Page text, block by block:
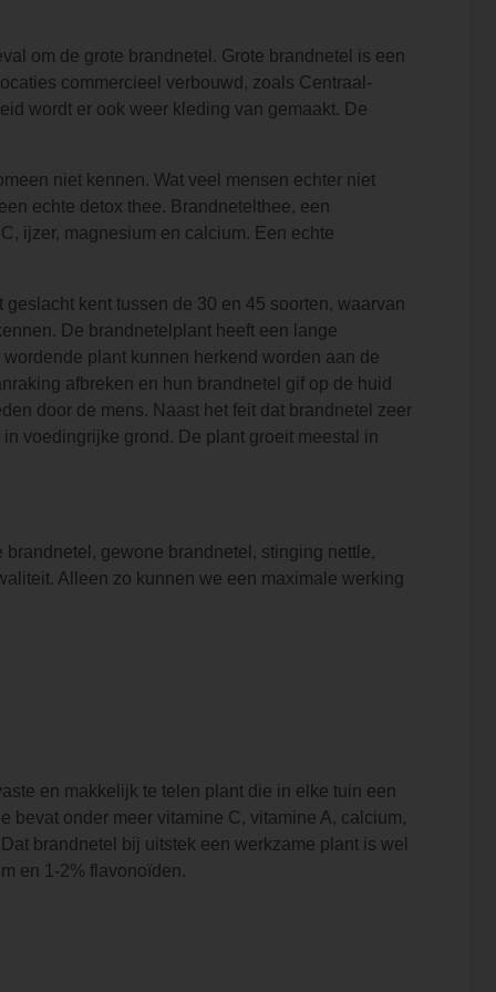
om de grote brandnetel. Grote brandnetel is een
commercieel verbouwd, zoals Centraal-
wordt er ook weer kleding van gemaakt. De
niet kennen. Wat veel mensen echter niet
echte detox thee. Brandnetelthee, een
ijzer, magnesium en calcium. Een echte
kent tussen de 30 en 45 soorten, waarvan
De brandnetelplant heeft een lange
plant kunnen herkend worden aan de
afbreken en hun brandnetel gif op de huid
door de mens. Naast het feit dat brandnetel zeer
voedingrijke grond. De plant groeit meestal in
gewone brandnetel, stinging nettle,
Alleen zo kunnen we een maximale werking
en makkelijk te telen plant die in elke tuin een
bevat onder meer vitamine C, vitamine A, calcium,
brandnetel bij uitstek een werkzame plant is wel
en 1-2% flavonoïden.